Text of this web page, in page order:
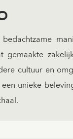
gemaakte
cultuur en
unieke